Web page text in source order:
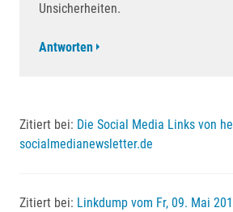
Unsicherheiten.
Antworten
Zitiert bei: Die Social Media Links von
socialmedianewsletter.de
Zitiert bei: Linkdump vom Fr, 09. Mai